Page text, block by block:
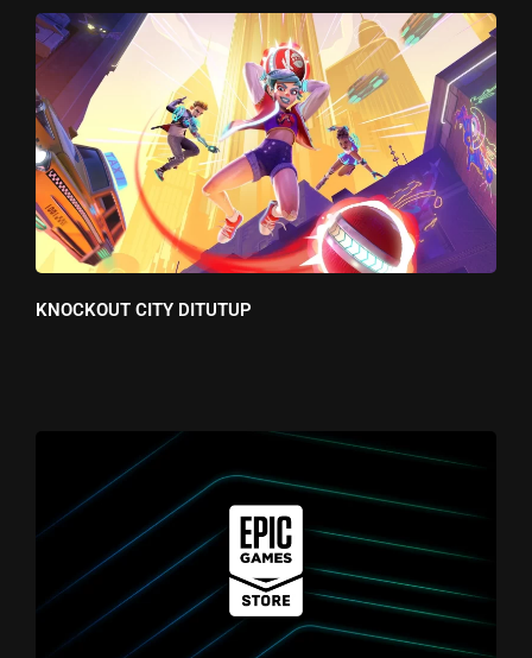
KNOCKOUT CITY DITUTUP